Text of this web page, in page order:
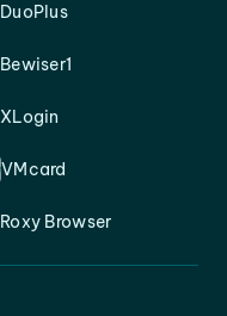
DuoPlus
Bewiser1
XLogin
VMcard
Roxy Browser